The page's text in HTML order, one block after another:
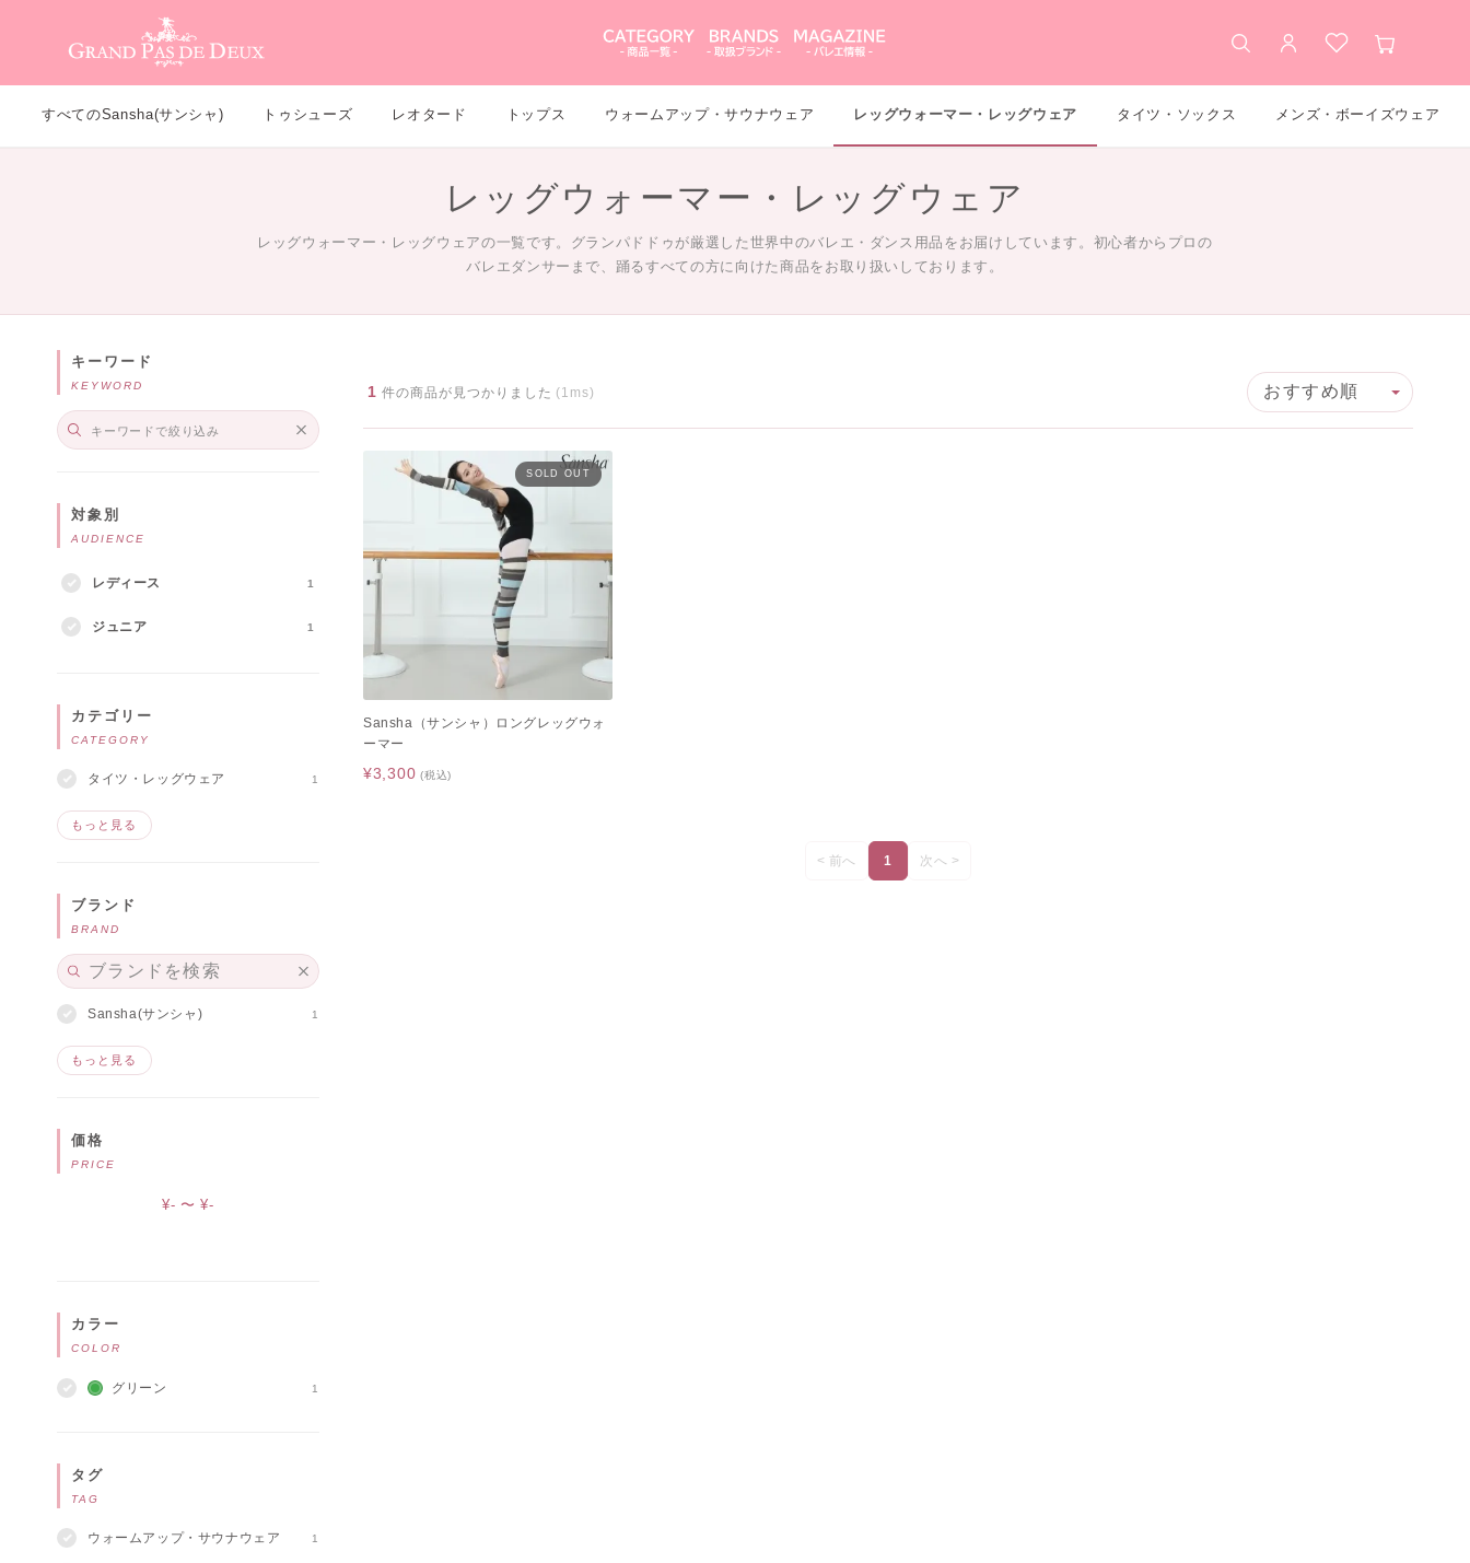
検索 アカウントお気に入り
カート
すべてのSansha(サンシャ) トゥシューズ レオタード トップス ウォームアップ・サウナウェア レッグウォーマー・レッグウェア タイツ・ソックス メンズ・ボーイズウェア
レッグウォーマー・レッグウェア
レッグウォーマー・レッグウェアの一覧です。グランパドドゥが厳選した世界中のバレエ・ダンス用品をお届けしています。初心者からプロの
バレエダンサーまで、踊るすべての方に向けた商品をお取り扱いしております。
キーワード
KEYWORD
対象別
AUDIENCE
レディース 1
ジュニア 1
カテゴリー
CATEGORY
タイツ・レッグウェア 1
もっと見る
ブランド
BRAND
Sansha(サンシャ) 1
もっと見る
価格
PRICE
¥- 〜 ¥-
カラー
COLOR
グリーン 1
タグ
TAG
ウォームアップ・サウナウェア 1
1 件の商品が見つかりました (1ms)
SOLD OUT
Sansha（サンシャ）ロングレッグウォ
ーマー
¥3,300 (税込)
< 前へ 1 次へ >